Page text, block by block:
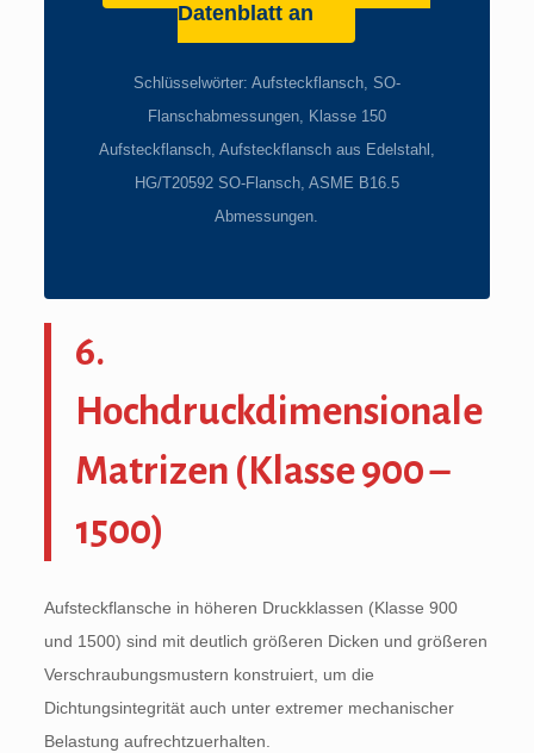
Datenblatt an
Schlüsselwörter: Aufsteckflansch, SO-
Flanschabmessungen, Klasse 150
Aufsteckflansch, Aufsteckflansch aus Edelstahl,
HG/T20592 SO-Flansch, ASME B16.5
Abmessungen.
6.
Hochdruckdimensionale
Matrizen (Klasse 900 –
1500)
Aufsteckflansche in höheren Druckklassen (Klasse 900
und 1500) sind mit deutlich größeren Dicken und größeren
Verschraubungsmustern konstruiert, um die
Dichtungsintegrität auch unter extremer mechanischer
Belastung aufrechtzuerhalten.